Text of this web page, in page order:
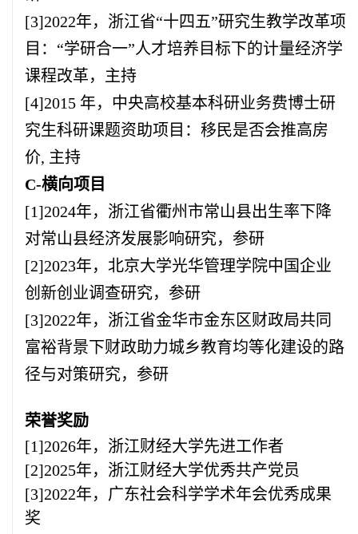
[3]2022年，浙江省“十四五”研究生教学改革项
目：“学研合一”人才培养目标下的计量经济学
课程改革，主持
[4]2015 年，中央高校基本科研业务费博士研
究生科研课题资助项目：移民是否会推高房
价, 主持
C-横向项目
[1]2024年，浙江省衢州市常山县出生率下降
对常山县经济发展影响研究，参研
[2]2023年，北京大学光华管理学院中国企业
创新创业调查研究，参研
[3]2022年，浙江省金华市金东区财政局共同
富裕背景下财政助力城乡教育均等化建设的路
径与对策研究，参研
荣誉奖励
[1]2026年，浙江财经大学先进工作者
[2]2025年，浙江财经大学优秀共产党员
[3]2022年，广东社会科学学术年会优秀成果
奖